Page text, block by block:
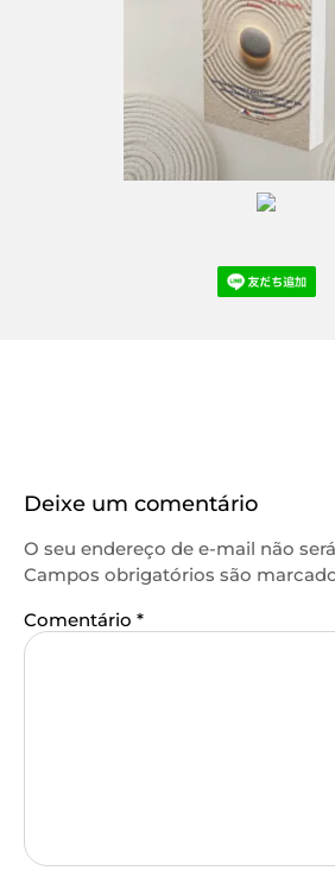
Deixe um comentário
O seu endereço de e-mail não
Campos obrigatórios são
Comentário *